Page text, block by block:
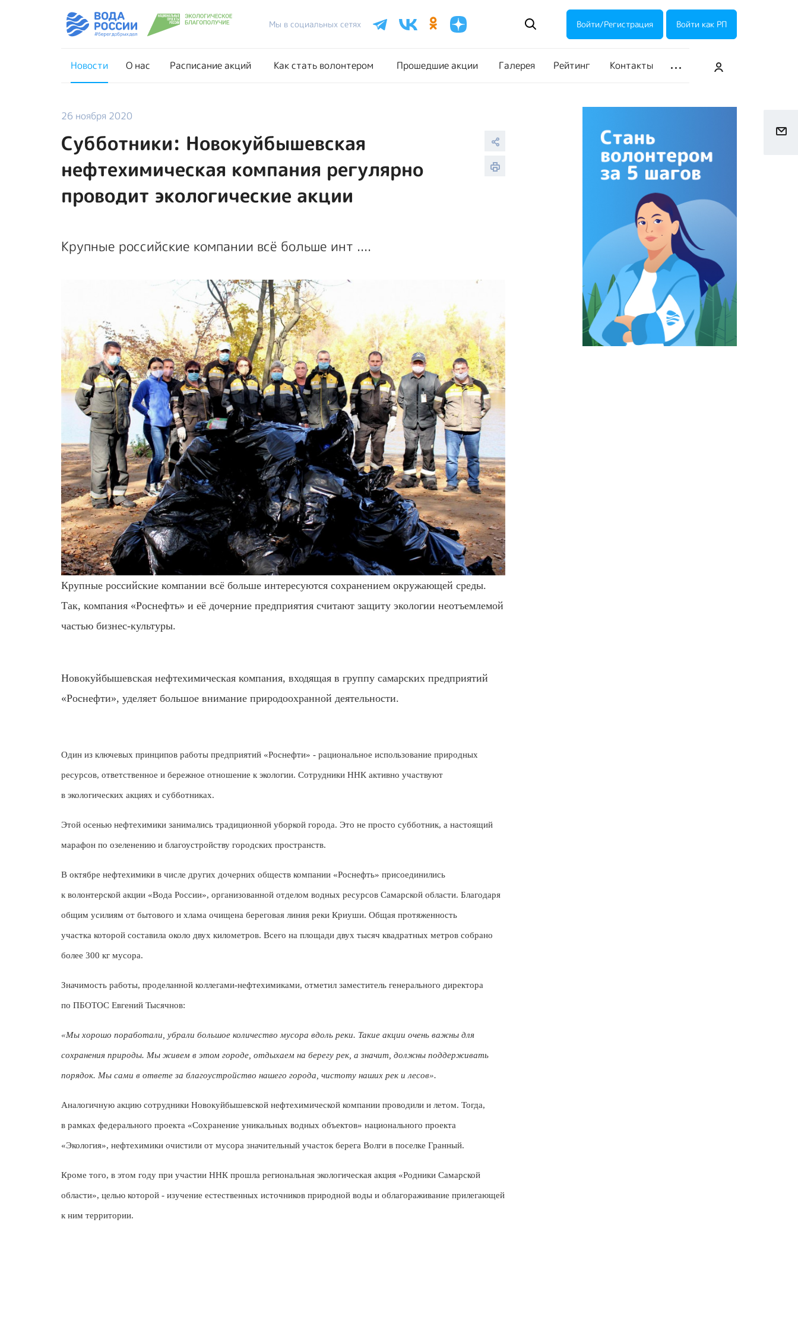
Мы в социальных сетях Войти/Регистрация Войти как РП
Новости О нас Расписание акций Как стать волонтером Прошедшие акции Галерея Рейтинг Контакты
Новости О нас Как стать волонтером Прошедшие акции
26 ноября 2020
Субботники: Новокуйбышевская
нефтехимическая компания регулярно
проводит экологические акции
Крупные российские компании всё больше инт ....
Крупные российские компании всё больше интересуются сохранением окружающей среды.
Так, компания «Роснефть» и её дочерние предприятия считают защиту экологии неотъемлемой
частью бизнес-культуры.
Новокуйбышевская нефтехимическая компания, входящая в группу самарских предприятий
«Роснефти», уделяет большое внимание природоохранной деятельности.
Один из ключевых принципов работы предприятий «Роснефти» - рациональное использование природных
ресурсов, ответственное и бережное отношение к экологии. Сотрудники ННК активно участвуют
в экологических акциях и субботниках.
Этой осенью нефтехимики занимались традиционной уборкой города. Это не просто субботник, а настоящий
марафон по озеленению и благоустройству городских пространств.
В октябре нефтехимики в числе других дочерних обществ компании «Роснефть» присоединились
к волонтерской акции «Вода России», организованной отделом водных ресурсов Самарской области. Благодаря
общим усилиям от бытового и хлама очищена береговая линия реки Криуши. Общая протяженность
участка которой составила около двух километров. Всего на площади двух тысяч квадратных метров собрано
более 300 кг мусора.
Значимость работы, проделанной коллегами-нефтехимиками, отметил заместитель генерального директора
по ПБОТОС Евгений Тысячнов:
«Мы хорошо поработали, убрали большое количество мусора вдоль реки. Такие акции очень важны для
сохранения природы. Мы живем в этом городе, отдыхаем на берегу рек, а значит, должны поддерживать
порядок. Мы сами в ответе за благоустройство нашего города, чистоту наших рек и лесов».
Аналогичную акцию сотрудники Новокуйбышевской нефтехимической компании проводили и летом. Тогда,
в рамках федерального проекта «Сохранение уникальных водных объектов» национального проекта
«Экология», нефтехимики очистили от мусора значительный участок берега Волги в поселке Гранный.
Кроме того, в этом году при участии ННК прошла региональная экологическая акция «Родники Самарской
области», целью которой - изучение естественных источников природной воды и облагораживание прилегающей
к ним территории.